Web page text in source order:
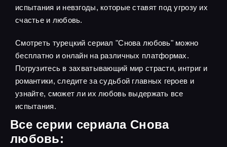
испытания и невзгоды, которые ставят под угрозу их
счастье и любовь.
Смотреть турецкий сериал "Снова любовь" можно
бесплатно и онлайн на различных платформах.
Погрузитесь в захватывающий мир страсти, интриг и
романтики, следите за судьбой главных героев и
узнайте, сможет ли их любовь выдержать все
испытания.
Все серии сериала Снова
любовь: